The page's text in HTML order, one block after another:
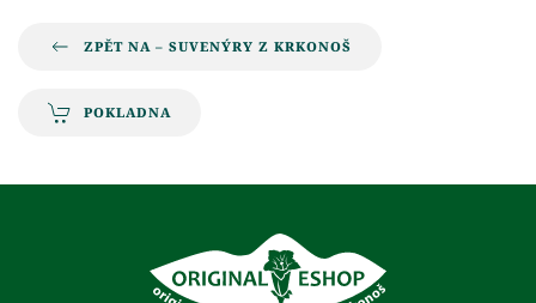
ZPĚT NA – SUVENÝRY Z KRKONOŠ
POKLADNA